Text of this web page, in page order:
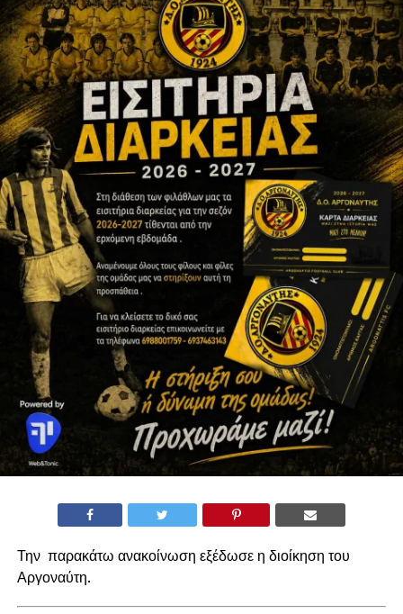
Την παρακάτω ανακοίνωση εξέδωσε η διοίκηση του
Αργοναύτη.